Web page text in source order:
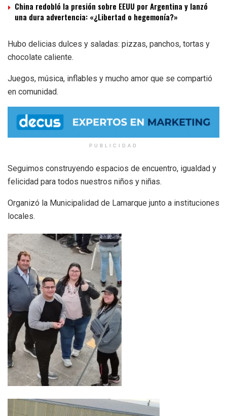
China redobló la presión sobre EEUU por Argentina y lanzó
una dura advertencia: «¿Libertad o hegemonía?»
Hubo delicias dulces y saladas: pizzas, panchos, tortas y
chocolate caliente.
Juegos, música, inflables y mucho amor que se compartió
en comunidad.
PUBLICIDAD
Seguimos construyendo espacios de encuentro, igualdad y
felicidad para todos nuestros niños y niñas.
Organizó la Municipalidad de Lamarque junto a instituciones
locales.